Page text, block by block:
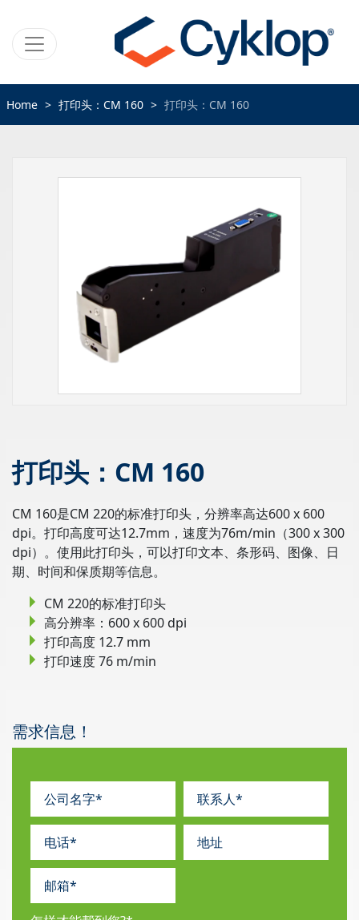
Home 打印头：CM 160 打印头：CM 160
打印头：CM 160
CM 160是CM 220的标准打印头，分辨率高达600 x 600
dpi。打印高度可达12.7mm，速度为76m/min（300 x 300
dpi）。使用此打印头，可以打印文本、条形码、图像、日
期、时间和保质期等信息。
CM 220的标准打印头
高分辨率：600 x 600 dpi
打印高度 12.7 mm
打印速度 76 m/min
需求信息！